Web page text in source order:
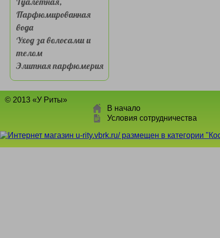
Парфюмированная
вода
Уход за волосами и
телом
Элитная парфюмерия
© 2013 «У Риты»
В начало
Условия сотрудничества